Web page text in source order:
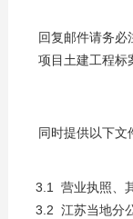
回复邮件请务必
项目土建工程标
同时提供以下文
3.1 营业执照、
3.2 江苏当地分